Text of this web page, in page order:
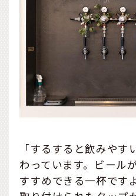
「するすると飲みや
わっています。ビール
すすめできる一杯です